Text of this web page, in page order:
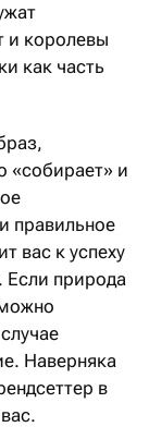
и королевы
как часть
«собирает» и
правильное
вас к успеху
Если природа
Наверняка
в